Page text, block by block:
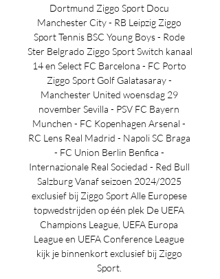
Dortmund Ziggo Sport Docu
Manchester City - RB Leipzig Ziggo
Sport Tennis BSC Young Boys - Rode
Ster Belgrado Ziggo Sport Switch kanaal
14 en Select FC Barcelona - FC Porto
Ziggo Sport Golf Galatasaray -
Manchester United woensdag 29
november Sevilla - PSV FC Bayern
Munchen - FC Kopenhagen Arsenal -
RC Lens Real Madrid - Napoli SC Braga
- FC Union Berlin Benfica -
Internazionale Real Sociedad - Red Bull
Salzburg Vanaf seizoen 2024/2025
exclusief bij Ziggo Sport Alle Europese
topwedstrijden op één plek De UEFA
Champions League, UEFA Europa
League en UEFA Conference League
kijk je binnenkort exclusief bij Ziggo
Sport.